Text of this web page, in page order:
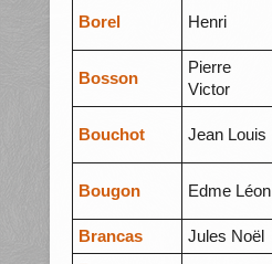
Borel Henri
Bosson
Pierre
Victor
Bouchot Jean Louis
Bougon Edme Léon
Brancas Jules Noël